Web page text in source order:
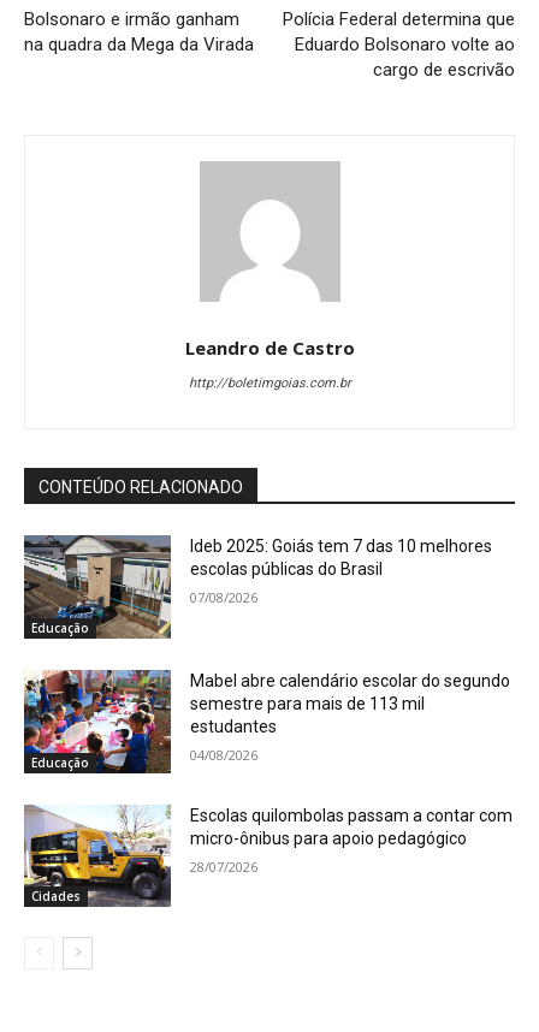
Bolsonaro e irmão ganham
na quadra da Mega da Virada
Polícia Federal determina que
Eduardo Bolsonaro volte ao
cargo de escrivão
Leandro de Castro
http://boletimgoias.com.br
CONTEÚDO RELACIONADO
Educação
Ideb 2025: Goiás tem 7 das 10 melhores
escolas públicas do Brasil
07/08/2026
Educação
Mabel abre calendário escolar do segundo
semestre para mais de 113 mil
estudantes
04/08/2026
Cidades
Escolas quilombolas passam a contar com
micro-ônibus para apoio pedagógico
28/07/2026